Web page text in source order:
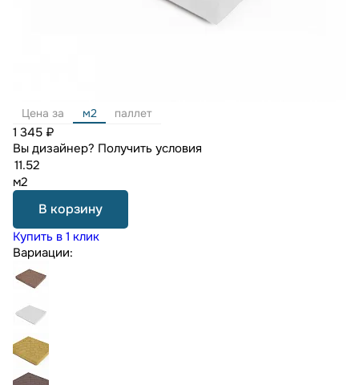
Цена за м2 паллет
1 345 ₽
Вы дизайнер? Получить условия
м2
В корзину
Купить в 1 клик
Вариации: